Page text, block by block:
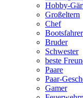
Hobby-
Großeltern
Chef
Bootsfahrer
Bruder
Schwester
beste
Paare
Paar-
Gamer